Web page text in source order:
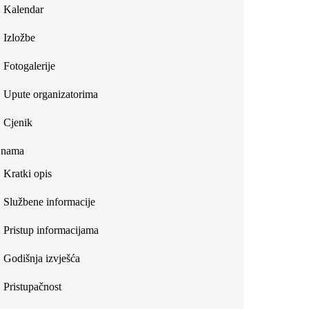
Kalendar
Izložbe
Fotogalerije
Upute organizatorima
Cjenik
Kratki opis
Službene informacije
Pristup informacijama
Godišnja izvješća
Pristupačnost